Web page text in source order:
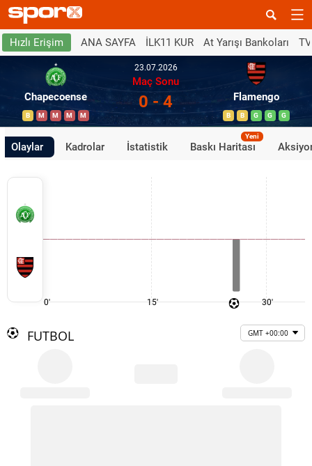
Hızlı Erişim ANA SAYFA İLK11 KUR At Yarışı Bankoları
Chapecoense
B M M M M
23.07.2026
Maç Sonu
0 - 4 Flamengo
B B G G G
Olaylar Kadrolar İstatistik Baskı Haritası
Yeni
0' 15' 30'
FUTBOL GMT +00:00